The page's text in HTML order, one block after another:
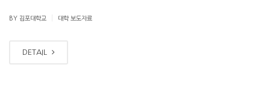
BY 김포대학교 대학 보도자료
DETAIL